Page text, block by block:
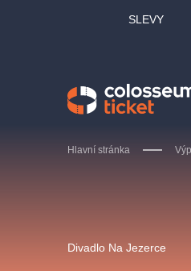
SLEVY
Hlavní stránka
Divadlo Na Jezerce